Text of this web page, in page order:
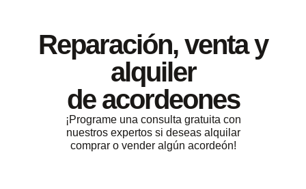
Reparación, venta y
alquiler
de acordeones
¡Programe una consulta gratuita con
nuestros expertos si deseas alquilar
comprar o vender algún acordeón!